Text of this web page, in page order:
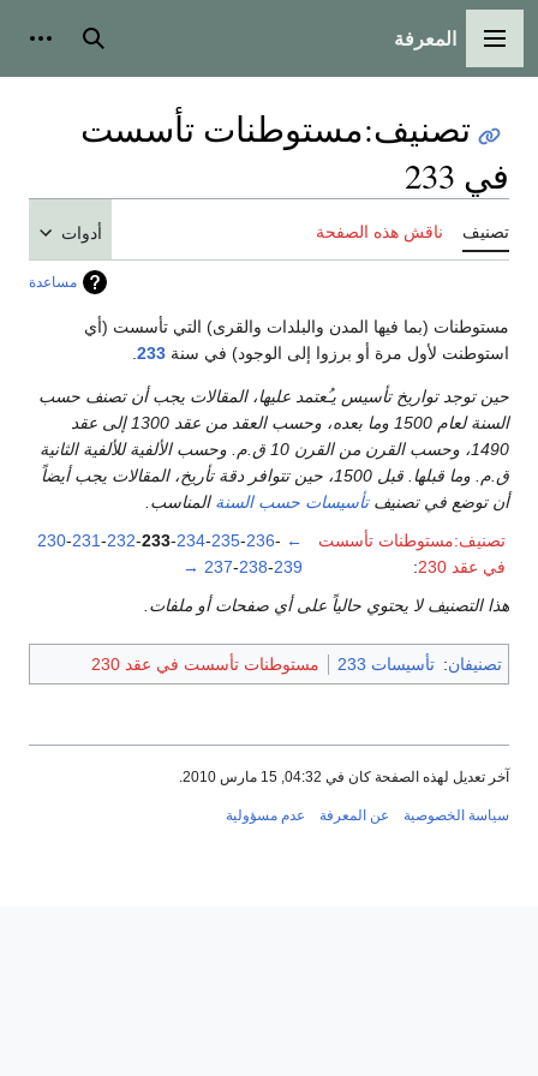
القائمة الرئيسية
المعرفة بحث
تصنيف:مستوطنات تأسست
في 233
تصنيف ناقش هذه الصفحة أدوات
مساعدة
مستوطنات (بما فيها المدن والبلدات والقرى) التي تأسست (أي
استوطنت لأول مرة أو برزوا إلى الوجود) في سنة 233
حين توجد تواريخ تأسيس يـُعتمد عليها، المقالات يجب أن تصنف حسب
السنة لعام 1500 وما بعده، وحسب العقد من عقد 1300 إلى عقد
1490، وحسب القرن من القرن 10 ق.م. وحسب الألفية للألفية الثانية
ق.م. وما قبلها. قبل 1500، حين تتوافر دقة تأريخ، المقالات يجب أيضاً
أن توضع في تصنيفتأسيسات حسب السنة المناسب.
تصنيف:مستوطنات تأسست
في عقد 230
:
←
230-231-232-233-234-235-236-
237-238-239
→
هذا التصنيف لا يحتوي حالياً على أي صفحات أو ملفات.
تصنيفان: تأسيسات 233 مستوطنات تأسست في عقد 230
آخر تعديل لهذه الصفحة كان في 04:32, 15 مارس 2010.
سياسة الخصوصية عن المعرفة عدم مسؤولية